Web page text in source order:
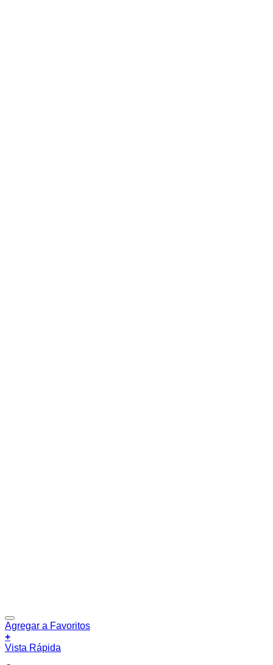
Agregar a Favoritos
+
Vista Rápida